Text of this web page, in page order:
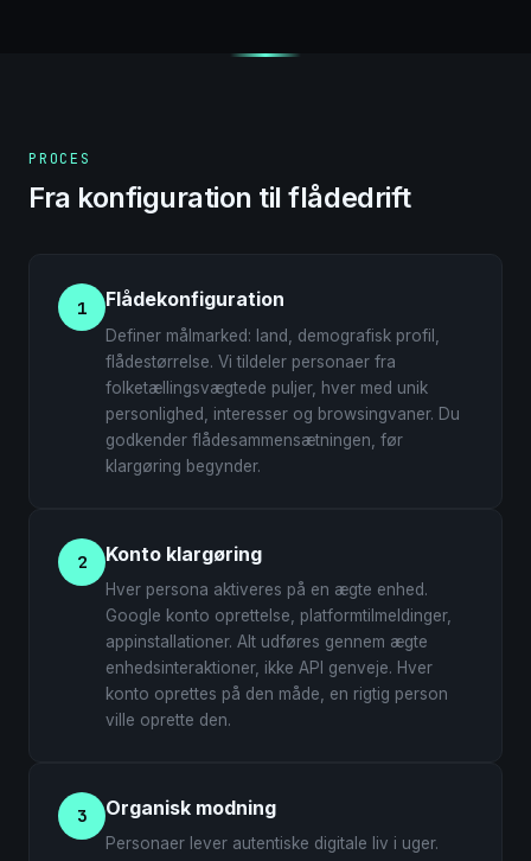
PROCES
Fra konfiguration til flådedrift
1 Flådekonfiguration
Definer målmarked: land, demografisk profil,
flådestørrelse. Vi tildeler personaer fra
folketællingsvægtede puljer, hver med unik
personlighed, interesser og browsingvaner. Du
godkender flådesammensætningen, før
klargøring begynder.
2 Konto klargøring
Hver persona aktiveres på en ægte enhed.
Google konto oprettelse, platformtilmeldinger,
appinstallationer. Alt udføres gennem ægte
enhedsinteraktioner, ikke API genveje. Hver
konto oprettes på den måde, en rigtig person
ville oprette den.
3 Organisk modning
Personaer lever autentiske digitale liv i uger.